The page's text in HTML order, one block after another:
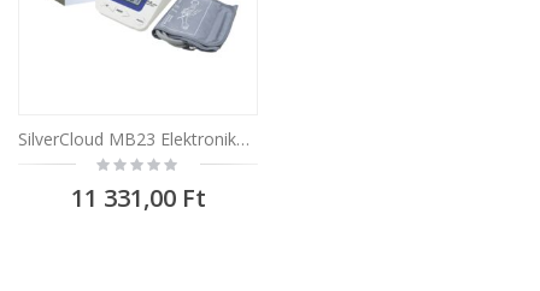
SilverCloud MB23 Elektronikus vérnyomásmérő karra, LCD kijelző, Hangjelzés
Rating:
0%
11 331,00 Ft